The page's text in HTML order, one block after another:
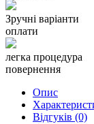
Поверхность
покрытием,
отталкивающие
воду, капли и
пальцев, а те
могут быть легко
Светофильтры
инновационное
предотвращающее
Зручні варіанти
оплати
легка процедура
повернення
Опис
Відгуків (0)